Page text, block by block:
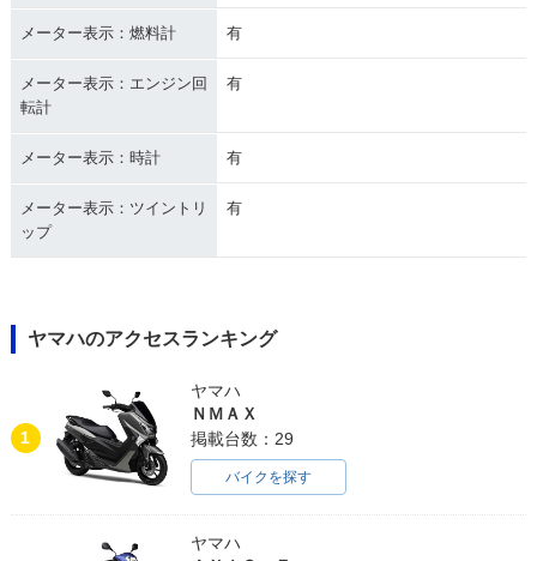
メーター表示：燃料計 有
メーター表示：エンジン回
転計
有
メーター表示：時計 有
メーター表示：ツイントリ
ップ
有
ヤマハのアクセスランキング
1
ヤマハ
ＮＭＡＸ
掲載台数：29
バイクを探す
ヤマハ